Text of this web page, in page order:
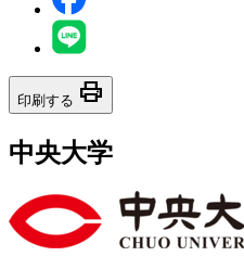
印刷する print
中央大学